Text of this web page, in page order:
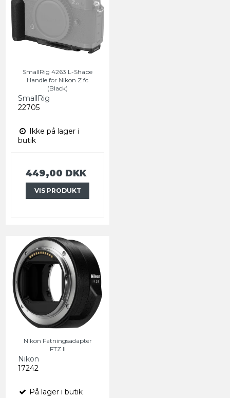
SmallRig 4263 L-Shape
Handle for Nikon Z fc
(Black)
SmallRig
22705
Ikke på lager i
butik
449,00 DKK
VIS PRODUKT
Nikon Fatningsadapter
FTZ II
Nikon
17242
På lager i butik